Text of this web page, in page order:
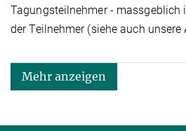
Tagungsteilnehmer - massgeblich
der Teilnehmer (siehe auch unsere
Mehr anzeigen